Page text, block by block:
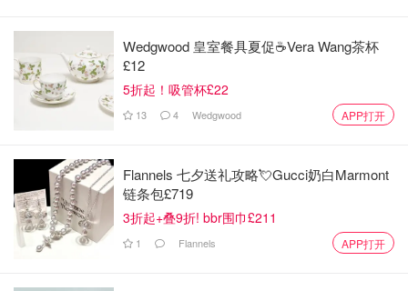
Wedgwood 皇室餐具夏促☕️Vera Wang茶杯
£12
5折起！吸管杯£22
13 4 Wedgwood APP打开
Flannels 七夕送礼攻略💘Gucci奶白Marmont
链条包£719
3折起+叠9折! bbr围巾£211
1 Flannels APP打开